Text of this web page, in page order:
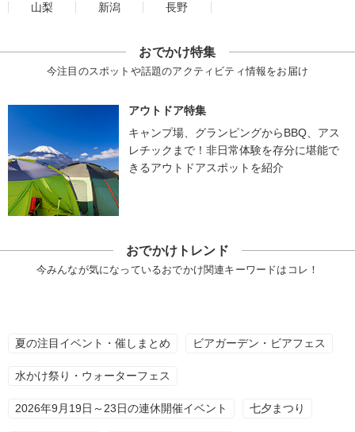
山梨
新潟 長野
おでかけ特集
今注目のスポットや話題のアクティビティ情報をお届け
アウトドア特集
キャンプ場、グランピングからBBQ、アス
レチックまで！非日常体験を存分に堪能で
きるアウトドアスポットを紹介
おでかけトレンド
今みんなが気になっているおでかけ関連キーワードはコレ！
夏の注目イベント・催しまとめ ビアガーデン・ビアフェス
水かけ祭り・ウォーターフェス
2026年9月19日～23日の連休開催イベント 七夕まつり